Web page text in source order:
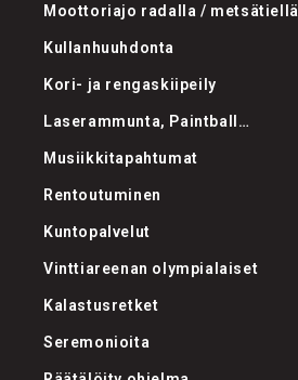
Moottoriajo radalla / metsätiellä
Kullanhuuhdonta
Kori- ja rengaskiipeily
Laserammunta, Paintball…
Musiikkitapahtumat
Rentoutuminen
Kuntopalvelut
Vinttiareenan olympialaiset
Kalastusretket
Seremonioita